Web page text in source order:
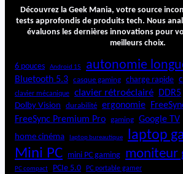
N
R
P
P
r
o
Découvrez la Geek Mania, votre source
tests approfondis de produits tech. Nous
évaluons les dernières innovations pour
meilleurs choix.
6 pouces Android 15 autonomie
Bluetooth 5.3 casque gaming charge rapide
clavier mécanique clavier rétroéclairé DDR5
Dolby Vision durabilité ergonomie
FreeSync Premium Pro
gaming Google TV
home cinéma laptop bureautique laptop
Mini PC mini PC gaming moniteur
PC compact PCIe 5.0 PC portable gamer